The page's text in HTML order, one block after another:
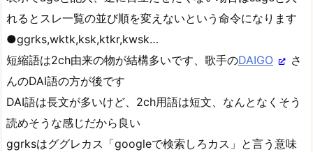
れるとスレ一覧の並び順を変えないという命令になります
●ggrks,wktk,ksk,ktkr,kwsk…
短縮語は2ch由来の物が結構多いです、歌手のDAIGO
さ
んのDAI語の方が後です
DAI語は長文が多いけど、2ch用語は短文、なんとなくそう
読めそうな感じだから良い
ggrksはググレカス「googleで検索しろカス」と言う意味